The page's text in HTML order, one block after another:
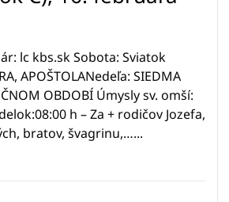
lc kbs.sk Sobota: Sviatok
APOŠTOLANedeľa: SIEDMA
OBDOBÍ Úmysly sv. omší:
h – Za + rodičov Jozefa,
bratov, švagrinu,…...